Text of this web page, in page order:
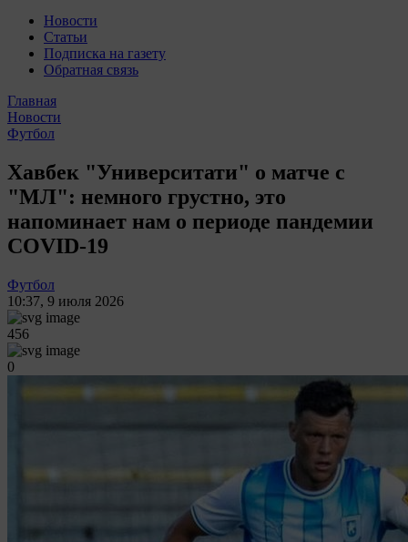
Новости
Статьи
Подписка на газету
Обратная связь
Главная
Новости
Футбол
Хавбек "Университати" о матче с
"МЛ": немного грустно, это
напоминает нам о периоде пандемии
COVID-19
Футбол
10:37, 9 июля 2026
456
0